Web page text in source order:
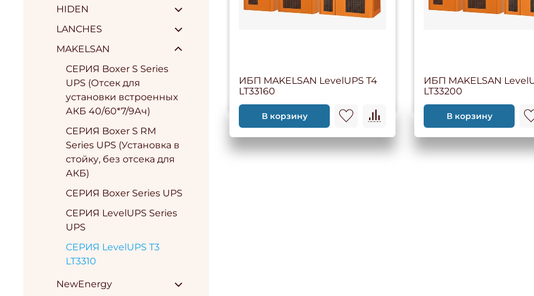
ИБП MAKELSAN LevelUPS T4
LT33160
В корзину
ИБП MAKELSAN
LT33200
В корзину
HIDEN
LANCHES
MAKELSAN
СЕРИЯ Boxer S Series
UPS (Отсек для
установки встроенных
АКБ 40/60*7/9Ач)
СЕРИЯ Boxer S RM
Series UPS (Установка в
стойку, без отсека для
АКБ)
СЕРИЯ Boxer Series UPS
СЕРИЯ LevelUPS Series
UPS
СЕРИЯ LevelUPS T3
LT3310
NewEnergy